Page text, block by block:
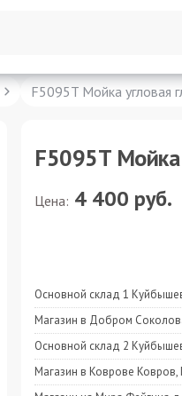
F5095T Мойка угловая
F5095T Мойка
Цена: 4 400 руб.
Основной склад 1
Магазин в Добром
Основной склад 2
Магазин в Коврове Ковров,